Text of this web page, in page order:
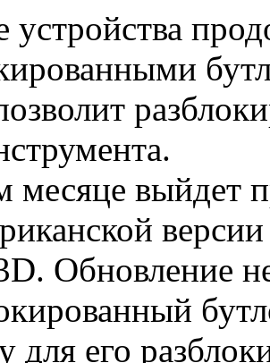
месяце выйдет
Обновление
для его